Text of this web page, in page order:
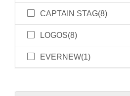
CAPTAIN STAG(8)
LOGOS(8)
EVERNEW(1)